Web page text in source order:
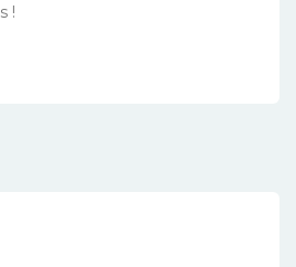
!